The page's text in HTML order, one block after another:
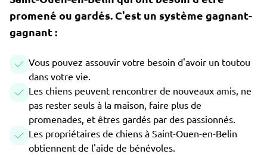
promené ou gardés. C'est un système gagnant-
gagnant :
Vous pouvez assouvir votre besoin d'avoir un toutou
dans votre vie.
Les chiens peuvent rencontrer de nouveaux amis, ne
pas rester seuls à la maison, faire plus de
promenades, et êtres gardés par des passionnés.
Les propriétaires de chiens à Saint-Ouen-en-Belin
obtiennent de l'aide de bénévoles.